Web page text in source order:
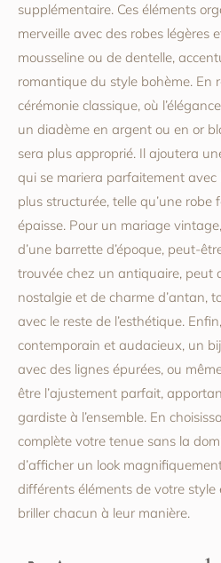
supplémentaire. Ces éléments
merveille avec des robes légères
mousseline ou de dentelle,
romantique du style bohème. En
cérémonie classique, où
un diadème en argent ou en or
sera plus approprié. Il ajoutera
qui se mariera parfaitement avec
plus structurée, telle qu’une
épaisse. Pour un mariage
d’une barrette d’époque, peut-
trouvée chez un antiquaire, peut
nostalgie et de charme d’antan,
avec le reste de l’esthétique.
contemporain et audacieux, un
avec des lignes épurées, ou
être l’ajustement parfait,
gardiste à l’ensemble. En
complète votre tenue sans la
d’afficher un look
différents éléments de votre style
briller chacun à leur manière.